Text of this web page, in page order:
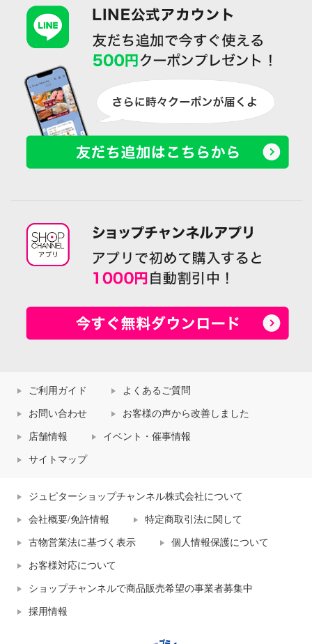
ご利用ガイド よくあるご質問
お問い合わせ お客様の声から改善しました
店舗情報 イベント・催事情報
サイトマップ
ジュピターショップチャンネル株式会社について
会社概要/免許情報 特定商取引法に関して
古物営業法に基づく表示 個人情報保護について
お客様対応について
ショップチャンネルで商品販売希望の事業者募集中
採用情報